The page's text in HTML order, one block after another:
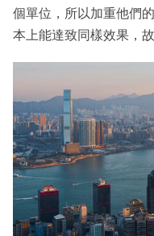
個單位，所以加重他們
本上能達致同樣效果，